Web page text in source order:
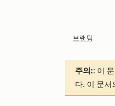
브랜딩
주의:: 이
다. 이 문